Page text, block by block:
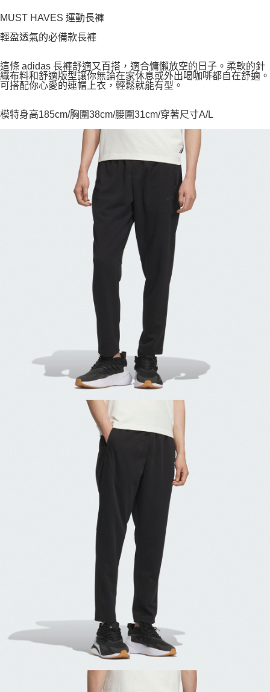
MUST HAVES 運動長褲
輕盈透氣的必備款長褲
這條 adidas 長褲舒適又百搭，適合慵懶放空的日子。柔軟的針
織布料和舒適版型讓你無論在家休息或外出喝咖啡都自在舒適。
可搭配你心愛的連帽上衣，輕鬆就能有型。
模特身高185cm/胸圍38cm/腰圍31cm/穿著尺寸A/L